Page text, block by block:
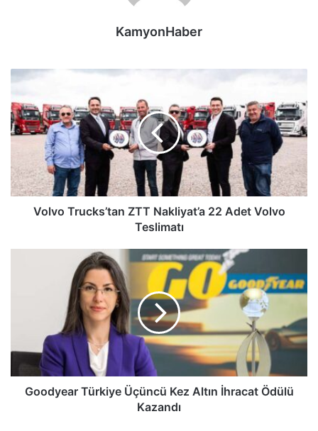
KamyonHaber
Volvo
ZTT
Nakliyat’a
22
Volvo
Teslimatı
Volvo Trucks’tan ZTT Nakliyat’a 22 Adet Volvo
Teslimatı
Kazandı
Goodyear Türkiye Üçüncü Kez Altın İhracat Ödülü
Kazandı